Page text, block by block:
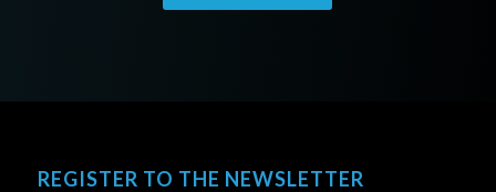
REGISTER TO THE NEWSLETTER